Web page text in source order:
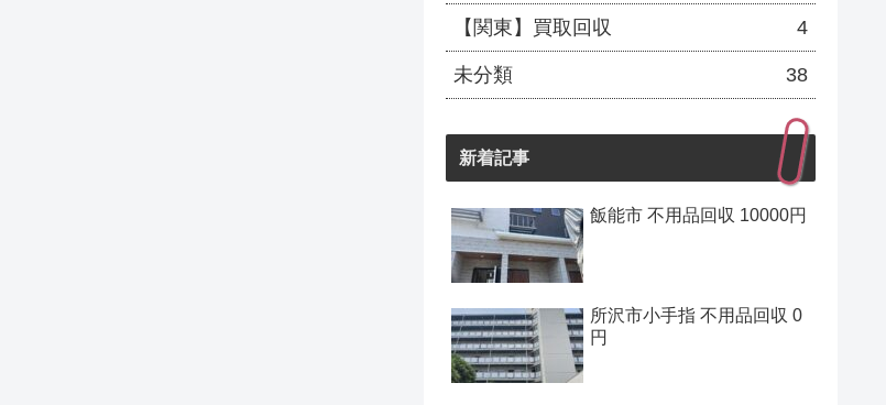
【関東】買取回収 4
未分類 38
新着記事
飯能市 不用品回収 10000円
所沢市小手指 不用品回収 0
円